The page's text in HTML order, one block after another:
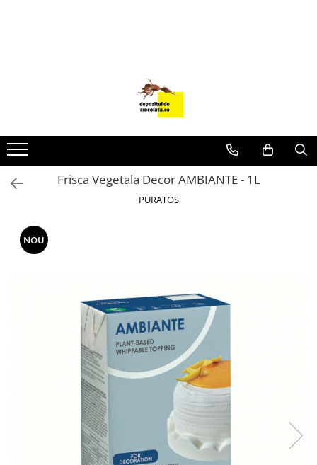
GLAZURI, UMPLUTURI, CREME
USTENSILE SI FORME SILICON
PASTA DE ZAHAR
DIVERSE
FRISCA, UNT, LAPTE CONDENSAT
Frisca Vegetala Decor AMBIANTE - 1L
PURATOS
NOU